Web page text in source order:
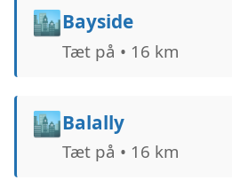
🏙️Bayside
Tæt på • 16 km
🏙️Balally
Tæt på • 16 km